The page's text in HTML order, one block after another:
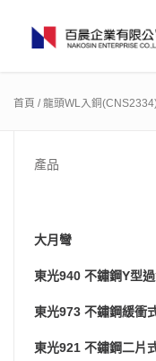
首頁 / 龍頭WL入銅
產品
大月彎
東光940 不鏽鋼Y型
東光973 不鏽鋼緩衝
東光921 不鏽鋼二片